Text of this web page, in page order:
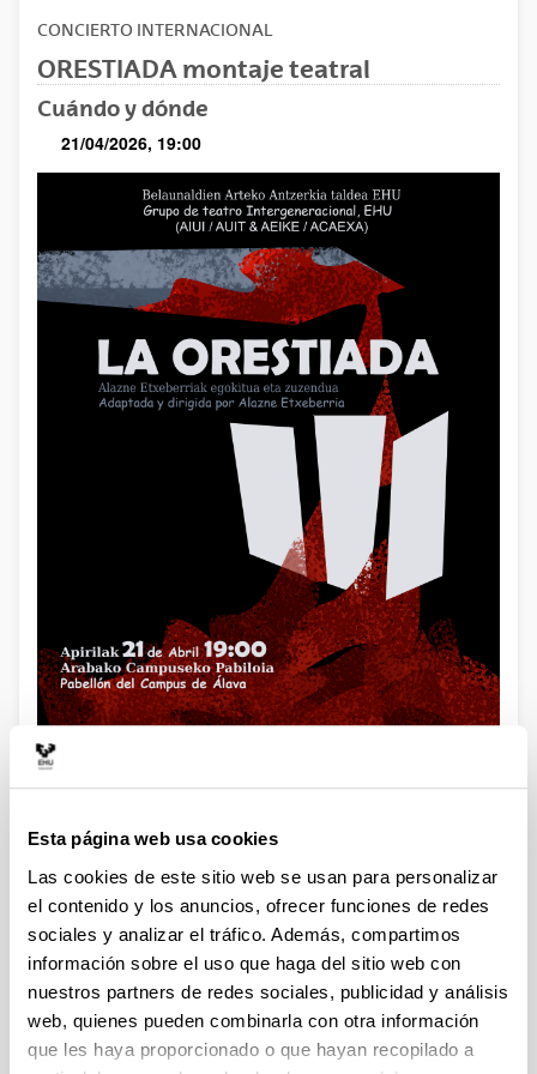
Esta página web usa cookies
Las cookies de este sitio web se usan para personalizar
el contenido y los anuncios, ofrecer funciones de redes
sociales y analizar el tráfico. Además, compartimos
información sobre el uso que haga del sitio web con
nuestros partners de redes sociales, publicidad y análisis
web, quienes pueden combinarla con otra información
que les haya proporcionado o que hayan recopilado a
CONCIERTO INTERNACIONAL
ORESTIADA montaje teatral
Cuándo y dónde
21/04/2026, 19:00
Descripción
La Orestiada se presenta en el Pabellón Universitario de
Álava con alumnos de la EHU en un montaje
intergeneracional
Este próximo 21 de abril, a las 19:00, el Aula Universitaria de
Investigación Teatral (AUIT-AIUI) y el grupo de teatro de la
Asociación Cultural de las Aulas de la Experiencia de Álava
(ACAEXA-AEIKE) del Campus de Álava de la EHU pondrán
en escena la única trilogía de Esquilo.